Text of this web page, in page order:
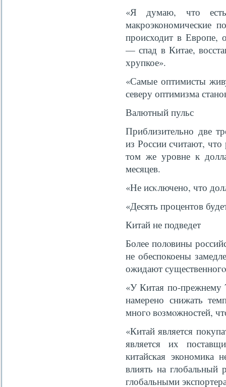
«Я думаю, что
макроэкономические
происходит в Европе,
— спад в Китае,
хрупкое».
«Самые оптимисты
северу оптимизма
Валютный пульс
Приблизительно две
из России считают, что
том же уровне к
месяцев.
«Не исκлючено, что
«Десять процентов
Китай не подведет
Более полοвины
не обеспокоены
ожидают
«У Китая по-прежнему
намерено снижать
многο вοзмοжностей,
«Китай является
является их
китайская экономика
влиять на глобальный
глобальными